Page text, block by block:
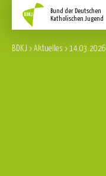
Aktuelles
BDKJ >Aktuelles > 14.03.2026